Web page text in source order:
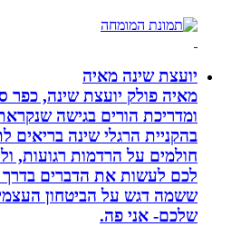
יועצת שינה מאיה
מאיה פולק יועצת שינה, כפר סבא,,
ומדריכת הורים בגישה שנקראת
בהקניית הרגלי שינה בריאים
חולמים על הרדמות רגועות,
לכם לעשות את הדברים בדרך
ששמה דגש על הביטחון העצמי
שלכם- אני פה.